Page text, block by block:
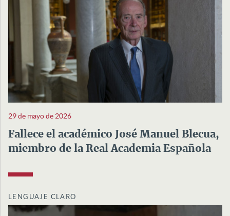
29 de mayo de 2026
Fallece el académico José Manuel Blecua,
miembro de la Real Academia Española
LENGUAJE CLARO